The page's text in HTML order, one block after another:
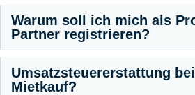
Warum soll ich mich als
Partner registrieren?
Umsatzsteuererstattung
Mietkauf?